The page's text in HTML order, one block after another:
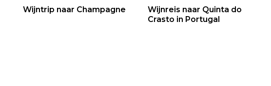
Wijntrip naar Champagne
Wijnreis naar Quinta do
Crasto in Portugal